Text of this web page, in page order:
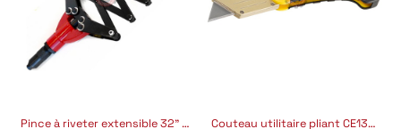
Pince à riveter extensible 32" REJ001 Couteau utilitaire pliant CE1303P